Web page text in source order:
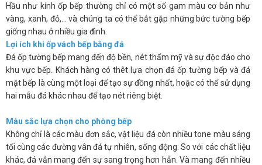
Hầu như kính ốp bếp thường chỉ có một số gam màu cơ bản như
vàng, xanh, đỏ,… và chúng ta có thể bắt gặp những bức tường bếp
giống nhau ở nhiều gia đình.
Lợi ích khi ốp vách bếp bằng đá
Đá ốp tường bếp mang đến độ bền, nét thẩm mỹ và sự độc đáo cho
khu vực bếp. Khách hàng có thêt lựa chọn đá ốp tường bếp và đá
mặt bếp là cùng một loại để tạo sự đồng nhất, hoặc có thể sử dụng
hai mẫu đá khác nhau để tạo nét riêng biệt.
Màu sắc lựa chọn cho phòng bếp
Không chỉ là các màu đơn sắc, vật liệu đá còn nhiều tone màu sáng
tối cùng các đường vân đá tự nhiên, sống động. So với các chất liệu
khác, đá vẫn mang đến sự sang trọng hơn hẳn. Và mang đến nhiều